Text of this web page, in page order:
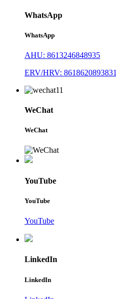
WhatsApp
WhatsApp
AHU: 8613246848935
ERV/HRV: 8618620893831
WeChat
WeChat
YouTube
YouTube
YouTube
LinkedIn
LinkedIn